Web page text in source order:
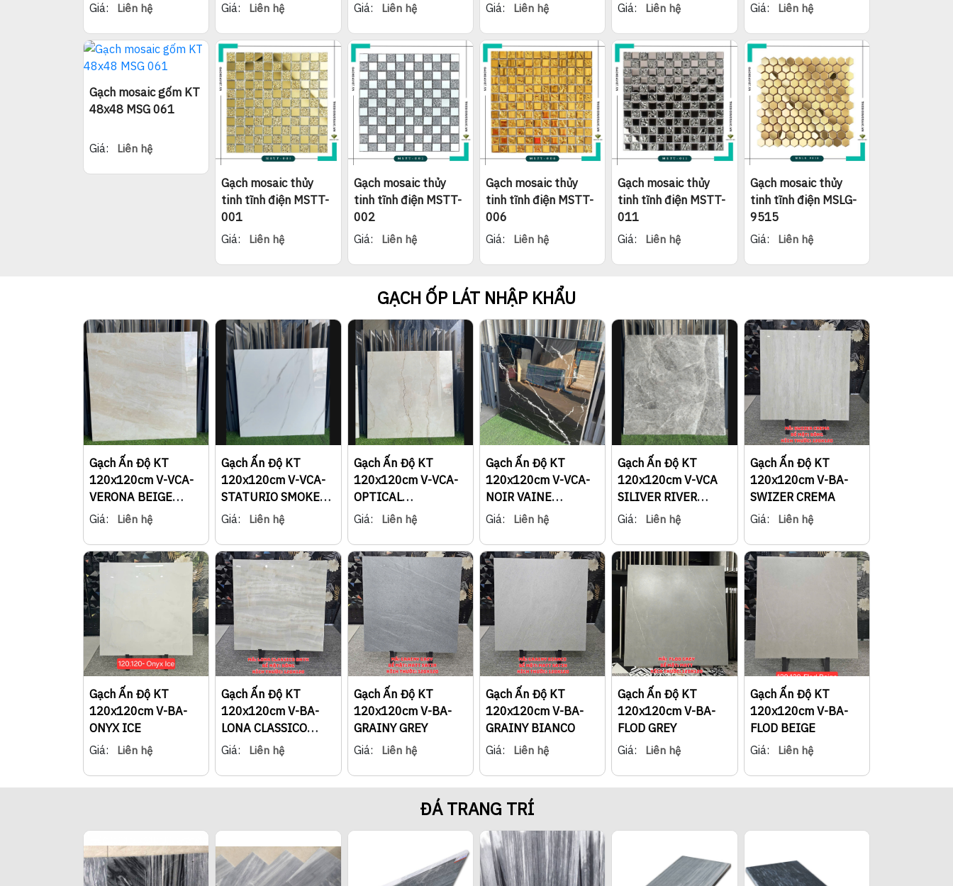
Giá: Liên hệ Giá: Liên hệ Giá: Liên hệ Giá: Liên hệ Giá: Liên hệ Giá: Liên hệ
Gạch mosaic gốm KT
48x48 MSG 061
Giá: Liên hệ
Gạch mosaic thủy
tinh tĩnh điện MSTT-
001
Giá: Liên hệ
Gạch mosaic thủy
tinh tĩnh điện MSTT-
002
Giá: Liên hệ
Gạch mosaic thủy
tinh tĩnh điện MSTT-
006
Giá: Liên hệ
Gạch mosaic thủy
tinh tĩnh điện MSTT-
011
Giá: Liên hệ
Gạch mosaic thủy
tinh tĩnh điện MSLG-
9515
Giá: Liên hệ
GẠCH ỐP LÁT NHẬP KHẨU
Gạch Ấn Độ KT
120x120cm V-VCA-
VERONA BEIGE
226VCGT-23
Giá: Liên hệ
Gạch Ấn Độ KT
120x120cm V-VCA-
STATURIO SMOKE
221VCGT-22
Giá: Liên hệ
Gạch Ấn Độ KT
120x120cm V-VCA-
OPTICAL
BOTTICINO
Giá: Liên hệ
Gạch Ấn Độ KT
120x120cm V-VCA-
NOIR VAINE
2211VC-25
Giá: Liên hệ
Gạch Ấn Độ KT
120x120cm V-VCA
SILIVER RIVER
2210VCVR-24
Giá: Liên hệ
Gạch Ấn Độ KT
120x120cm V-BA-
SWIZER CREMA
Giá: Liên hệ
Gạch Ấn Độ KT
120x120cm V-BA-
ONYX ICE
Giá: Liên hệ
Gạch Ấn Độ KT
120x120cm V-BA-
LONA CLASSICO
ONYX
Giá: Liên hệ
Gạch Ấn Độ KT
120x120cm V-BA-
GRAINY GREY
Giá: Liên hệ
Gạch Ấn Độ KT
120x120cm V-BA-
GRAINY BIANCO
Giá: Liên hệ
Gạch Ấn Độ KT
120x120cm V-BA-
FLOD GREY
Giá: Liên hệ
Gạch Ấn Độ KT
120x120cm V-BA-
FLOD BEIGE
Giá: Liên hệ
ĐÁ TRANG TRÍ